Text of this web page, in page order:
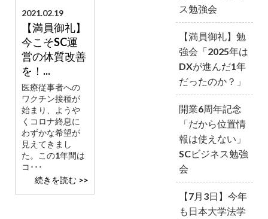
2021.02.19
【満員御礼】
今こそSC運
営の体質改善
を！...
医療従事者への
ワクチン接種が
始まり、ようや
くコロナ終息に
わずかな希望が
見えてきまし
た。この1年間は
コ･･･
続きを読む >>
ス勉強会
【満員御礼】勉
強会「2025年は
DXが進んだ1年
だったのか？」
開業6周年記念
「だから位置情
報は使えない」
SCビジネス勉強
会
【7月3日】今年
も日本大学法学